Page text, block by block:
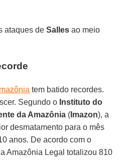
ataques deSalles ao meio
tem batido recordes.
Segundo o Instituto do
da Amazônia ( Imazon), a
desmatamento para o mês
anos. De acordo com o
Amazônia Legal totalizou 810